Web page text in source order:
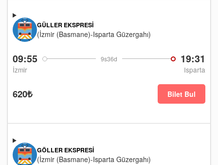
09:55 9s36d 19:31
İzmir Isparta
GÜLLER EKSPRESI
(İzmir (Basmane)-Isparta Güzergahı)
620₺ Bilet Bul
GÖLLER EKSPRESI
(İzmir (Basmane)-Isparta Güzergahı)